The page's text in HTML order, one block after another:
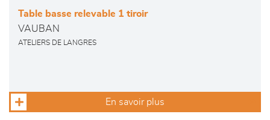
Table basse relevable 1 tiroir
VAUBAN
ATELIERS DE LANGRES
En savoir plus